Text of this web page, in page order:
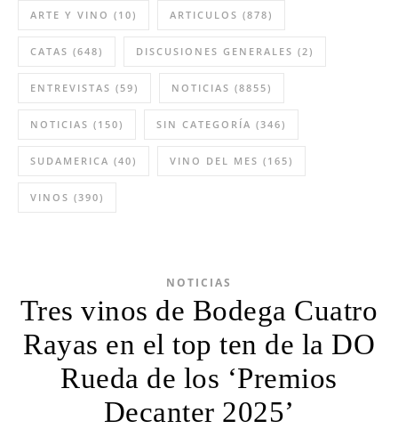
ARTE Y VINO (10) ARTICULOS (878)
CATAS (648) DISCUSIONES GENERALES (2)
ENTREVISTAS (59) NOTICIAS (8855)
NOTICIAS (150) SIN CATEGORÍA (346)
SUDAMERICA (40) VINO DEL MES (165)
VINOS (390)
NOTICIAS
Tres vinos de Bodega Cuatro
Rayas en el top ten de la DO
Rueda de los ‘Premios
Decanter 2025’